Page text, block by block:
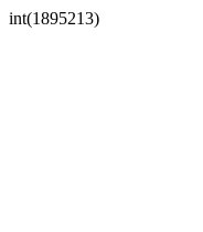
int(1895213)